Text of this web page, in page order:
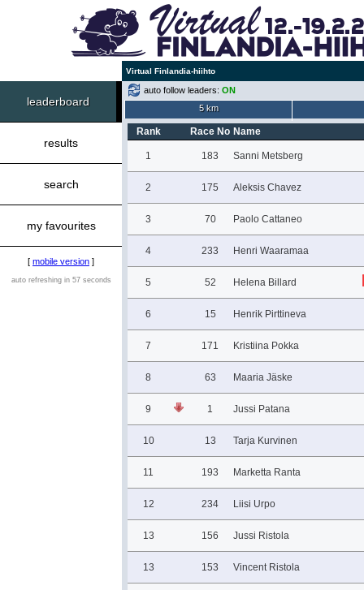
Virtual Finlandia-hiihto
leaderboard
results
search
my favourites
[ mobile version ]
auto refreshing in 57 seconds
auto follow leaders: ON
5 km
Rank Race No Name
1 183 Sanni Metsberg
2 175 Aleksis Chavez
3 70 Paolo Cattaneo
4 233 Henri Waaramaa
5 52 Helena Billard
6 15 Henrik Pirttineva
7 171 Kristiina Pokka
8 63 Maaria Jäske
9 1 Jussi Patana
10 13 Tarja Kurvinen
11 193 Marketta Ranta
12 234 Liisi Urpo
13 156 Jussi Ristola
13 153 Vincent Ristola